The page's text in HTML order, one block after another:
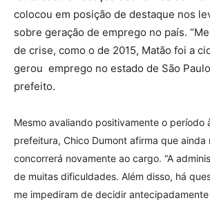
colocou em posição de destaque nos
sobre geração de emprego no país.
de crise, como o de 2015, Matão foi a
gerou emprego no estado de São
prefeito.
Mesmo avaliando positivamente o período
prefeitura, Chico Dumont afirma que ainda
concorrerá novamente ao cargo. “A
de muitas dificuldades. Além disso, há
me impediram de decidir